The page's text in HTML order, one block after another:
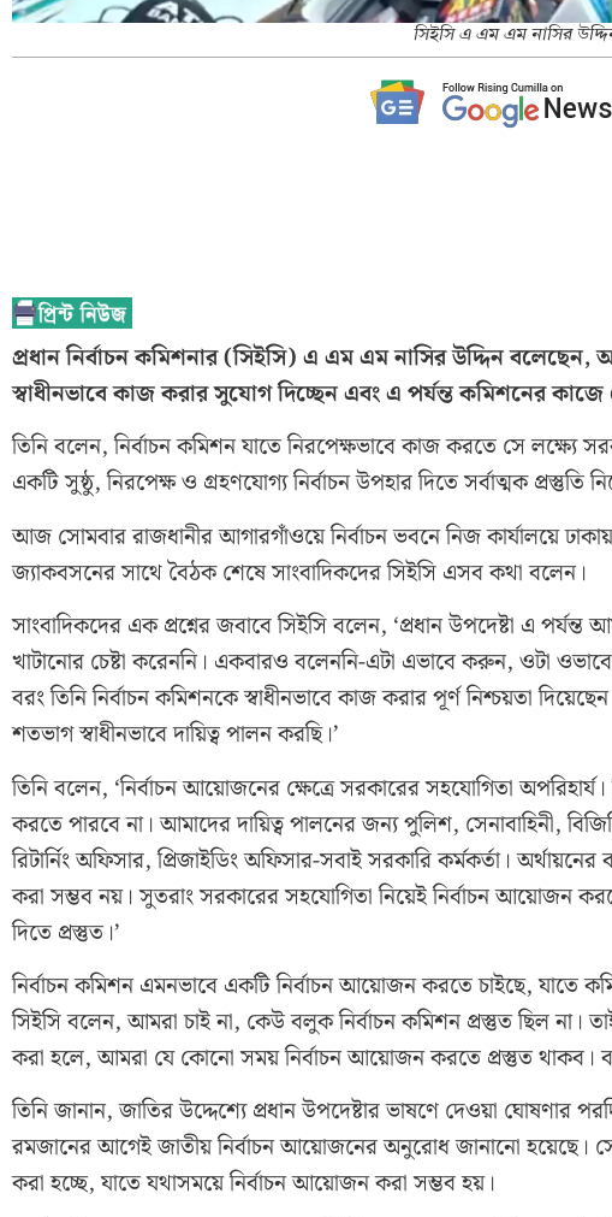
সিইসি এ এম এম নাসির
প্রধান নির্বাচন কমিশনার (সিইসি) এ এম এম নাসির উদ্দিন বলেছেন,
স্বাধীনভাবে কাজ করার সুযোগ দিচ্ছেন এবং এ পর্যন্ত কমিশনের
তিনি বলেন, নির্বাচন কমিশন যাতে নিরপেক্ষভাবে কাজ করতে সে
একটি সুষ্ঠু, নিরপেক্ষ ও গ্রহণযোগ্য নির্বাচন উপহার দিতে সর্বাত্মক প্রস্তুতি
আজ সোমবার রাজধানীর আগারগাঁওয়ে নির্বাচন ভবনে নিজ কার্যালয়ে ঢাকায়
জ্যাকবসনের সাথে বৈঠক শেষে সাংবাদিকদের সিইসি এসব কথা বলেন।
সাংবাদিকদের এক প্রশ্নের জবাবে সিইসি বলেন, ‘প্রধান উপদেষ্টা এ
খাটানোর চেষ্টা করেননি। একবারও বলেননি-এটা এভাবে করুন, ওটা
বরং তিনি নির্বাচন কমিশনকে স্বাধীনভাবে কাজ করার পূর্ণ নিশ্চয়তা
শতভাগ স্বাধীনভাবে দায়িত্ব পালন করছি।’
তিনি বলেন, ‘নির্বাচন আয়োজনের ক্ষেত্রে সরকারের সহযোগিতা
করতে পারবে না। আমাদের দায়িত্ব পালনের জন্য পুলিশ, সেনাবাহিনী,
রিটার্নিং অফিসার, প্রিজাইডিং অফিসার-সবাই সরকারি কর্মকর্তা।
করা সম্ভব নয়। সুতরাং সরকারের সহযোগিতা নিয়েই নির্বাচন আয়োজন
দিতে প্রস্তুত।’
নির্বাচন কমিশন এমনভাবে একটি নির্বাচন আয়োজন করতে চাইছে, যাতে
সিইসি বলেন, আমরা চাই না, কেউ বলুক নির্বাচন কমিশন প্রস্তুত ছিল না।
করা হলে, আমরা যে কোনো সময় নির্বাচন আয়োজন করতে প্রস্তুত
তিনি জানান, জাতির উদ্দেশ্যে প্রধান উপদেষ্টার ভাষণে দেওয়া ঘোষণার
রমজানের আগেই জাতীয় নির্বাচন আয়োজনের অনুরোধ জানানো হয়েছে।
করা হচ্ছে, যাতে যথাসময়ে নির্বাচন আয়োজন করা সম্ভব হয়।